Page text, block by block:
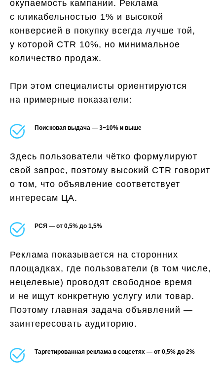
окупаемость кампании. Реклама
с кликабельностью 1% и высокой
конверсией в покупку всегда лучше той,
у которой CTR 10%, но минимальное
количество продаж.
При этом специалисты ориентируются
на примерные показатели:
Поисковая выдача — 3−10% и выше
Здесь пользователи чётко формулируют
свой запрос, поэтому высокий CTR говорит
о том, что объявление соответствует
интересам ЦА.
РСЯ — от 0,5% до 1,5%
Реклама показывается на сторонних
площадках, где пользователи (в том числе,
нецелевые) проводят свободное время
и не ищут конкретную услугу или товар.
Поэтому главная задача объявлений —
заинтересовать аудиторию.
Таргетированная реклама в соцсетях — от 0,5% до 2%